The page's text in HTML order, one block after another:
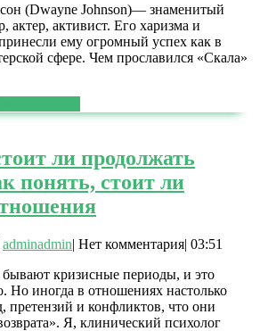
(Dwayne Johnson)— знаменитый
актер, активист. Его харизма и
ему огромный успех как в
сфере. Чем прославился «Скала»
ли продолжать
понять, стоит ли
adminadmin| Нет комментария| 03:51
кризисные периоды, и это
Но иногда в отношениях настолько
претензий и конфликтов, что они
Я, клинический психолог